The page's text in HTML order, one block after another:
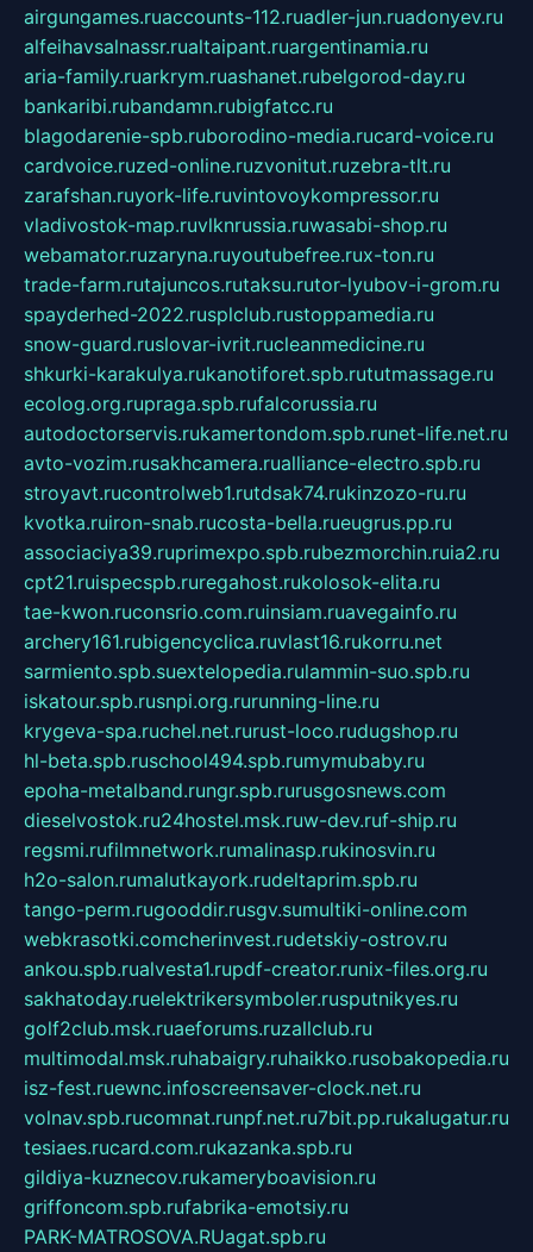
airgungames.ruaccounts-112.ruadler-jun.ruadonyev.ru
alfeihavsalnassr.rualtaipant.ruargentinamia.ru
aria-family.ruarkrym.ruashanet.rubelgorod-day.ru
bankaribi.rubandamn.rubigfatcc.ru
blagodarenie-spb.ruborodino-media.rucard-voice.ru
cardvoice.ruzed-online.ruzvonitut.ruzebra-tlt.ru
zarafshan.ruyork-life.ruvintovoykompressor.ru
vladivostok-map.ruvlknrussia.ruwasabi-shop.ru
webamator.ruzaryna.ruyoutubefree.rux-ton.ru
trade-farm.rutajuncos.rutaksu.rutor-lyubov-i-grom.ru
spayderhed-2022.rusplclub.rustoppamedia.ru
snow-guard.ruslovar-ivrit.rucleanmedicine.ru
shkurki-karakulya.rukanotiforet.spb.rututmassage.ru
ecolog.org.rupraga.spb.rufalcorussia.ru
autodoctorservis.rukamertondom.spb.runet-life.net.ru
avto-vozim.rusakhcamera.rualliance-electro.spb.ru
stroyavt.rucontrolweb1.rutdsak74.rukinzozo-ru.ru
kvotka.ruiron-snab.rucosta-bella.rueugrus.pp.ru
associaciya39.ruprimexpo.spb.rubezmorchin.ruia2.ru
cpt21.ruispecspb.ruregahost.rukolosok-elita.ru
tae-kwon.ruconsrio.com.ruinsiam.ruavegainfo.ru
archery161.rubigencyclica.ruvlast16.rukorru.net
sarmiento.spb.suextelopedia.rulammin-suo.spb.ru
iskatour.spb.rusnpi.org.rurunning-line.ru
krygeva-spa.ruchel.net.rurust-loco.rudugshop.ru
hl-beta.spb.ruschool494.spb.rumymubaby.ru
epoha-metalband.rungr.spb.rurusgosnews.com
dieselvostok.ru24hostel.msk.ruw-dev.ruf-ship.ru
regsmi.rufilmnetwork.rumalinasp.rukinosvin.ru
h2o-salon.rumalutkayork.rudeltaprim.spb.ru
tango-perm.rugooddir.rusgv.sumultiki-online.com
webkrasotki.comcherinvest.rudetskiy-ostrov.ru
ankou.spb.rualvesta1.rupdf-creator.runix-files.org.ru
sakhatoday.ruelektrikersymboler.rusputnikyes.ru
golf2club.msk.ruaeforums.ruzallclub.ru
multimodal.msk.ruhabaigry.ruhaikko.rusobakopedia.ru
isz-fest.ruewnc.infoscreensaver-clock.net.ru
volnav.spb.rucomnat.runpf.net.ru7bit.pp.rukalugatur.ru
tesiaes.rucard.com.rukazanka.spb.ru
gildiya-kuznecov.rukameryboavision.ru
griffoncom.spb.rufabrika-emotsiy.ru
PARK-MATROSOVA.RUagat.spb.ru